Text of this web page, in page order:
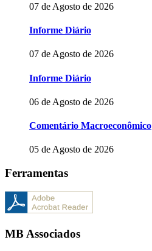
07 de Agosto de 2026
Informe Diário
07 de Agosto de 2026
Informe Diário
06 de Agosto de 2026
Comentário Macroeconômico
05 de Agosto de 2026
Ferramentas
MB Associados